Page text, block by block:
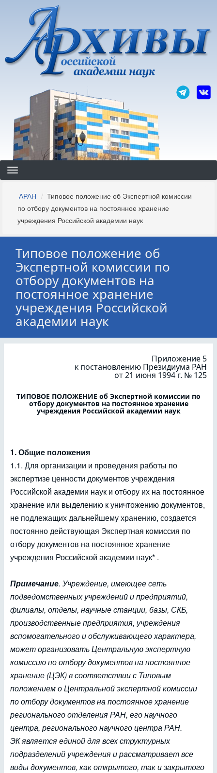
основному
содержанию
Строка
навигации
АРАН
Типовое положение об Экспертной комиссии
по отбору документов на постоянное хранение
учреждения Российской академии наук
Типовое положение об
Экспертной комиссии по
отбору документов на
постоянное хранение
учреждения Российской
академии наук
Приложение 5
к постановлению Президиума РАН
от 21 июня 1994 г. № 125
ТИПОВОЕ ПОЛОЖЕНИЕ об Экспертной комиссии по
отбору документов на постоянное хранение
учреждения Российской академии наук
1. Общие положения
1.1. Для организации и проведения работы по
экспертизе ценности документов учреждения
Российской академии наук и отбору их на постоянное
хранение или выделению к уничтожению документов,
не подлежащих дальнейшему хранению, создается
постоянно действующая Экспертная комиссия по
отбору документов на постоянное хранение
учреждения Российской академии наук* .
Примечание. Учреждение, имеющее сеть
подведомственных учреждений и предприятий,
филиалы, отделы, научные станции, базы, СКБ,
производственные предприятия, учреждения
вспомогательного и обслуживающего характера,
может организовать Центральную экспертную
комиссию по отбору документов на постоянное
хранение (ЦЭК) в соответствии с Типовым
положением о Центральной экспертной комиссии
по отбору документов на постоянное хранение
регионального отделения РАН, его научного
центра, регионального научного центра РАН.
ЭК является единой для всех структурных
подразделений учреждения и рассматривает все
виды документов, как открытого, так и закрытого